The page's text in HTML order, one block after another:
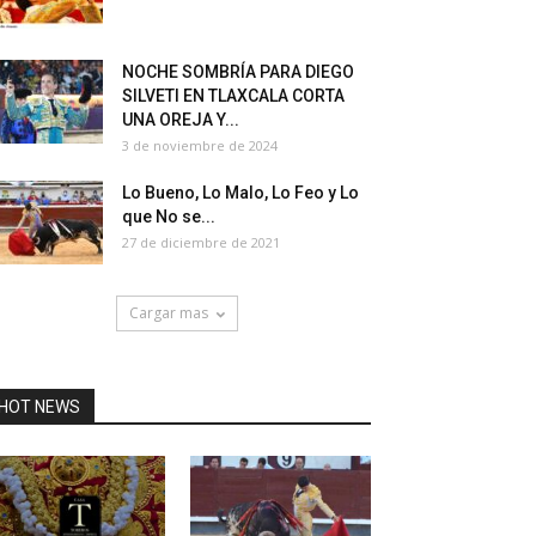
NOCHE SOMBRÍA PARA DIEGO
SILVETI EN TLAXCALA CORTA
UNA OREJA Y...
3 de noviembre de 2024
Lo Bueno, Lo Malo, Lo Feo y Lo
que No se...
27 de diciembre de 2021
Cargar mas
NEWS